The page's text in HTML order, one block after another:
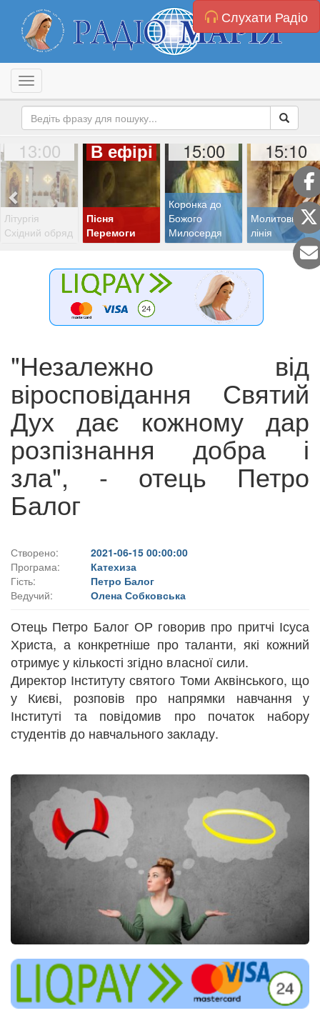
Слухати Радіо
Toggle navigation
13:00
Літургія
Східний обряд
В ефірі
Пісня
Перемоги
15:00
Коронка до
Божого
Милосердя
15:10
Молитовна
лінія
"Незалежно від
віросповідання Святий
Дух дає кожному дар
розпізнання добра і
зла", - отець Петро
Балог
Створено:
2021-06-15 00:00:00
Програма:
Катехиза
Гість:
Петро Балог
Ведучий:
Олена Собковська
Отець Петро Балог ОР говорив про притчі Ісуса
Христа, а конкретніше про таланти, які кожний
отримує у кількості згідно власної сили.
Директор Інституту святого Томи Аквінського, що
у Києві, розповів про напрямки навчання у
Інституті та повідомив про початок набору
студентів до навчального закладу.